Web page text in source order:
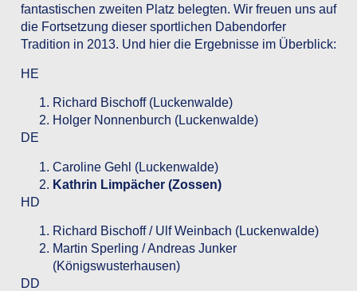
fantastischen zweiten Platz belegten. Wir freuen uns auf
die Fortsetzung dieser sportlichen Dabendorfer
Tradition in 2013. Und hier die Ergebnisse im Überblick:
HE
Richard Bischoff (Luckenwalde)
Holger Nonnenburch (Luckenwalde)
DE
Caroline Gehl (Luckenwalde)
Kathrin Limpächer (Zossen)
HD
Richard Bischoff / Ulf Weinbach (Luckenwalde)
Martin Sperling / Andreas Junker
(Königswusterhausen)
DD